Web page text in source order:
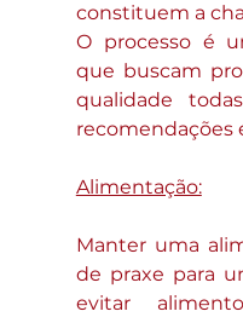
constituem a
O processo é
que buscam
qualidade
recomendações
Alimentação:
Manter uma
de praxe para
evitar